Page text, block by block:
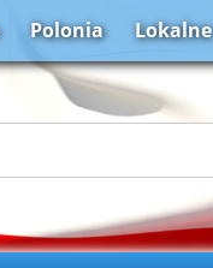
Polonia Lokalne